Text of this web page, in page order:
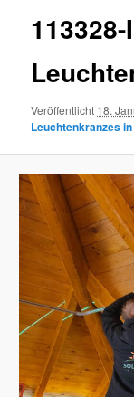
Veröffentlicht 18.
Leuchtenkranzes